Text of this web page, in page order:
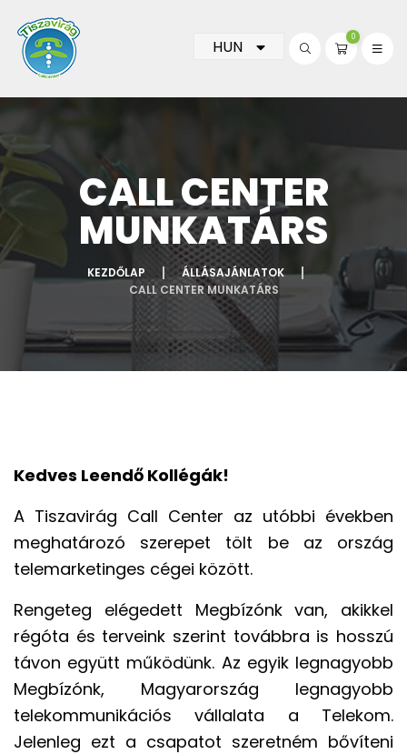
HUN 0
CALL CENTER
MUNKATÁRS
KEZDŐLAP
ÁLLÁSAJÁNLATOK
CALL CENTER MUNKATÁRS
Kedves Leendő Kollégák!
A Tiszavirág Call Center az utóbbi években
meghatározó szerepet tölt be az ország
telemarketinges cégei között.
Rengeteg elégedett Megbízónk van, akikkel
régóta és terveink szerint továbbra is hosszú
távon együtt működünk. Az egyik legnagyobb
Megbízónk, Magyarország legnagyobb
telekommunikációs vállalata a Telekom.
Jelenleg ezt a csapatot szeretném bővíteni